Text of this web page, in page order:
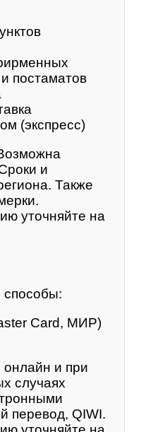
постаматов
(экспресс)
и
Также
уточняйте на
Card, МИР)
и при
случаях
перевод, QIWI.